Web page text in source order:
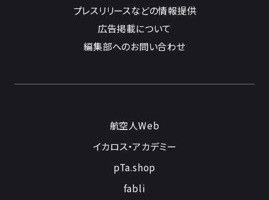
プレスリリースなどの情報提供
広告掲載について
編集部へのお問い合わせ
航空人Web
イカロス・アカデミー
pTa.shop
fabli